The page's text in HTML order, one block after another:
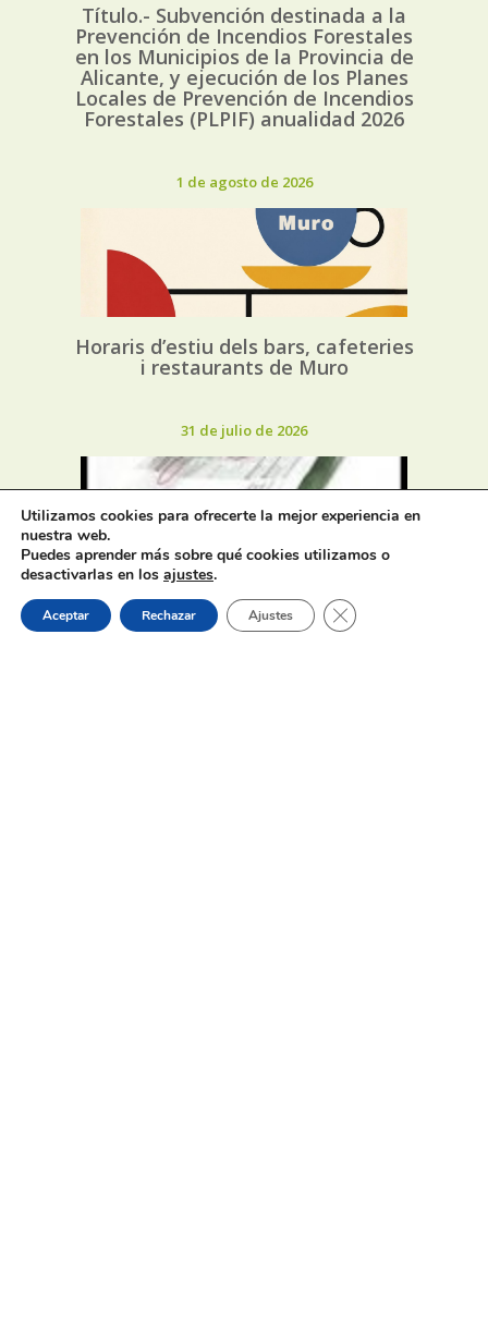
Título.- Subvención destinada a la
Prevención de Incendios Forestales
en los Municipios de la Provincia de
Alicante, y ejecución de los Planes
Locales de Prevención de Incendios
Forestales (PLPIF) anualidad 2026
1 de agosto de 2026
Horaris d’estiu dels bars, cafeteries
i restaurants de Muro
31 de julio de 2026
Oferta de Trabajo: SAD, SERVICIO
DE AYUDA A DOMICILIO
Utilizamos cookies para ofrecerte la mejor experiencia en
nuestra web.
Puedes aprender más sobre qué cookies utilizamos o
desactivarlas en los ajustes.
Aceptar Rechazar Ajustes Cerrar el banner de